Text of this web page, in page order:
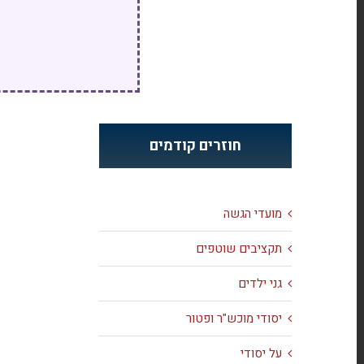
חוזרים קודמים
מועדי הגשה
תקציבים שוטפים
גני ילדים
יסודי מוכש"ר ופטור
על יסודי